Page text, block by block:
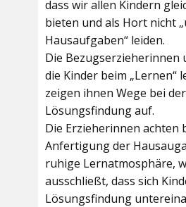
dass wir allen Kindern
bieten und als Hort nicht
Hausaufgaben“ leiden.
Die
die Kinder beim „Lernen“
zeigen ihnen Wege bei der
Lösungsfindung auf.
Die Erzieherinnen achten
Anfertigung der
ruhige Lernatmosphäre,
ausschließt, dass sich
Lösungsfindung